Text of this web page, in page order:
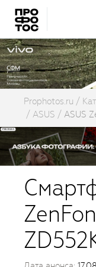
Prophotos.ru
ASUS
ASUS